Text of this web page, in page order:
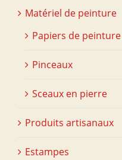
Matériel de peinture
Papiers de peinture
Pinceaux
Sceaux en pierre
Produits artisanaux
Estampes